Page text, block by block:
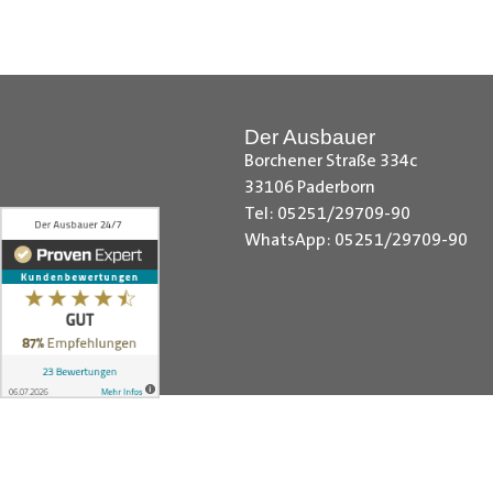
Laderaumverkleidung, Peugeot
Laderaumverkleidung, Toyota
Laderaumverkleidung,VW
Cargo Laderaumverkleidung,
VW T5 Laderaumverkleidung ,
Der Ausbauer
Borchener Straße 334c
33106 Paderborn
Tel: 05251/29709-90
WhatsApp: 05251/29709-90